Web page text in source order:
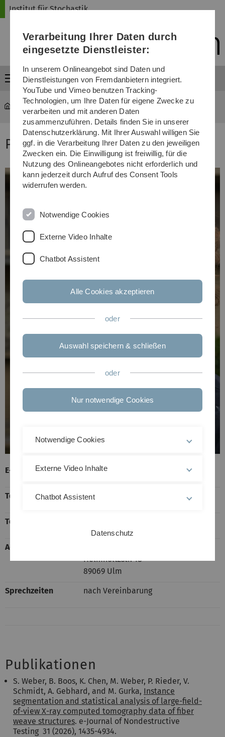
Direkt
Direkt
Direkt
(Sprache,
Drucken,
Media)
Direkt
Direkt
Institut für Stochastik
Menü
mawi-stochastik Philipp Rieder
Philipp Rieder
E-Mail-Adresse philipp.rieder(at)uni-ulm.de
Telefon +49 (0)731/50-23525
Telefax
Adresse
Helmholtzstr. 18
89069 Ulm
Sprechzeiten nach Vereinbarung
Publikationen
S. Weber, B. Boos, K. Chen, M. Weber, P. Rieder, V.
Schmidt, A. Gebhard, and M. Gurka, Instance
segmentation and statistical analysis of large-field-
of-view X-ray computed tomography data of fiber
weave structures. e-Journal of Nondestructive
Testing 31 (2026), 1435-4934.
Verarbeitung Ihrer Daten durch
eingesetzte Dienstleister:
In unserem Onlineangebot sind Daten und
Dienstleistungen von Fremdanbietern integriert.
YouTube und Vimeo benutzen Tracking-
Technologien, um Ihre Daten für eigene Zwecke zu
verarbeiten und mit anderen Daten
zusammenzuführen. Details finden Sie in unserer
Datenschutzerklärung. Mit Ihrer Auswahl willigen Sie
ggf. in die Verarbeitung Ihrer Daten zu den jeweiligen
Zwecken ein. Die Einwilligung ist freiwillig, für die
Nutzung des Onlineangebotes nicht erforderlich und
kann jederzeit durch Aufruf des Consent Tools
widerrufen werden.
Notwendige Cookies
Externe Video Inhalte
Chatbot Assistent
Alle Cookies akzeptieren
oder
Auswahl speichern & schließen
oder
Nur notwendige Cookies
Notwendige Cookies
Externe Video Inhalte
Chatbot Assistent
Datenschutz